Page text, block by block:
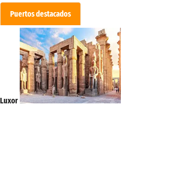
Puertos destacados
Luxor